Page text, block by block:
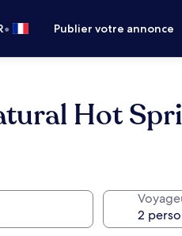
• Publier votre annonce
Hot